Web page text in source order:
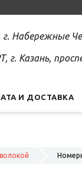
г. Набережные
г. Казань,
И ДОСТАВКА